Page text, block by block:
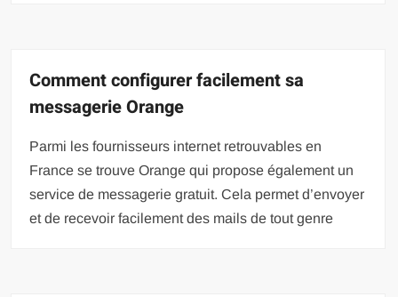
Comment configurer facilement sa
messagerie Orange
Parmi les fournisseurs internet retrouvables en
France se trouve Orange qui propose également un
service de messagerie gratuit. Cela permet d’envoyer
et de recevoir facilement des mails de tout genre